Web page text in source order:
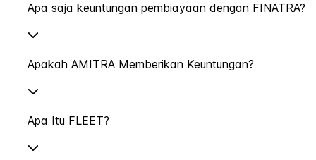
Apa saja keuntungan pembiayaan dengan FINATRA?
Apakah AMITRA Memberikan Keuntungan?
Apa Itu FLEET?